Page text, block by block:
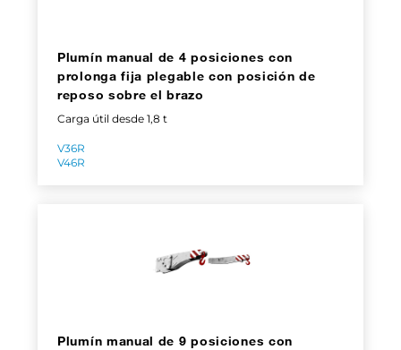
Plumín manual de 4 posiciones con
prolonga fija plegable con posición de
reposo sobre el brazo
Carga útil desde 1,8 t
V36R
V46R
Plumín manual de 9 posiciones con